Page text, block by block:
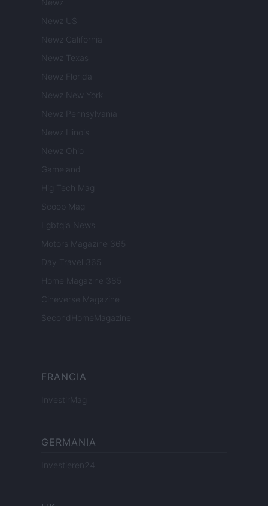
Newz
Newz US
Newz California
Newz Texas
Newz Florida
Newz New York
Newz Pennsylvania
Newz Illinois
Newz Ohio
Gameland
Hig Tech Mag
Scoop Mag
Lgbtqia News
Motors Magazine 365
Day Travel 365
Home Magazine 365
Cineverse Magazine
SecondHomeMagazine
FRANCIA
InvestirMag
GERMANIA
Investieren24